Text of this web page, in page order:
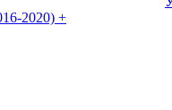
2020) +